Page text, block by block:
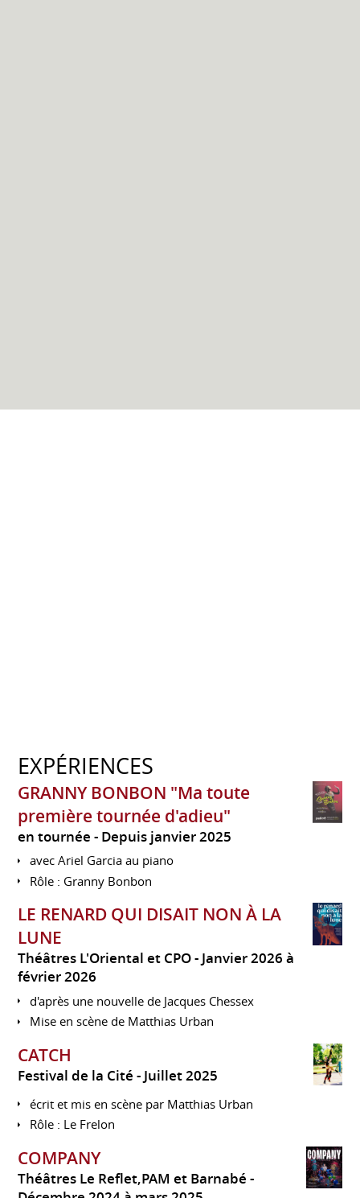
EXPÉRIENCES
GRANNY BONBON "Ma toute
première tournée d'adieu"
en tournée Depuis janvier 2025
avec Ariel Garcia au piano
Rôle : Granny Bonbon
LE RENARD QUI DISAIT NON À LA
LUNE
Théâtres L'Oriental et CPO
Janvier 2026 à
février 2026
d'après une nouvelle de Jacques Chessex
Mise en scène de Matthias Urban
CATCH
Festival de la Cité Juillet 2025
écrit et mis en scène par Matthias Urban
Rôle : Le Frelon
COMPANY
Théâtres Le Reflet,PAM et Barnabé